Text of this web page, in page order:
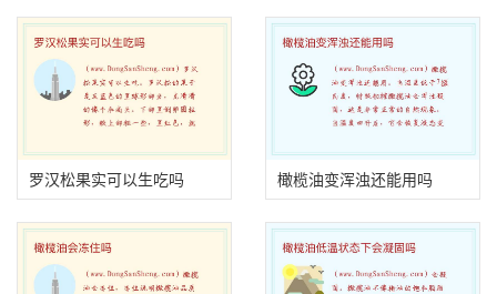
区别
罗汉松果实可以生吃吗 橄榄油变浑浊还能用吗